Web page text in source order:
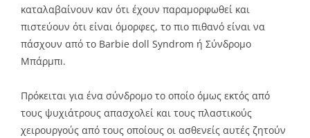
καταλαβαίνουν καν ότι έχουν παραμορφωθεί και
πιστεύουν ότι είναι όμορφες, το πιο πιθανό είναι να
πάσχουν από το Barbie doll Syndrom ή Σύνδρομο
Μπάρμπı.
Πρόκειται για ένα σύνδρομο το οποίο όμως εκτός από
τους ψυχιάτρους απασχολεί και τους πλαστικούς
χειρουργούς από τους οποίους οι ασθενείς αυτές ζητούν